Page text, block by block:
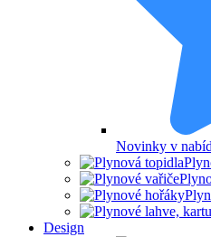
Novinky v
Design